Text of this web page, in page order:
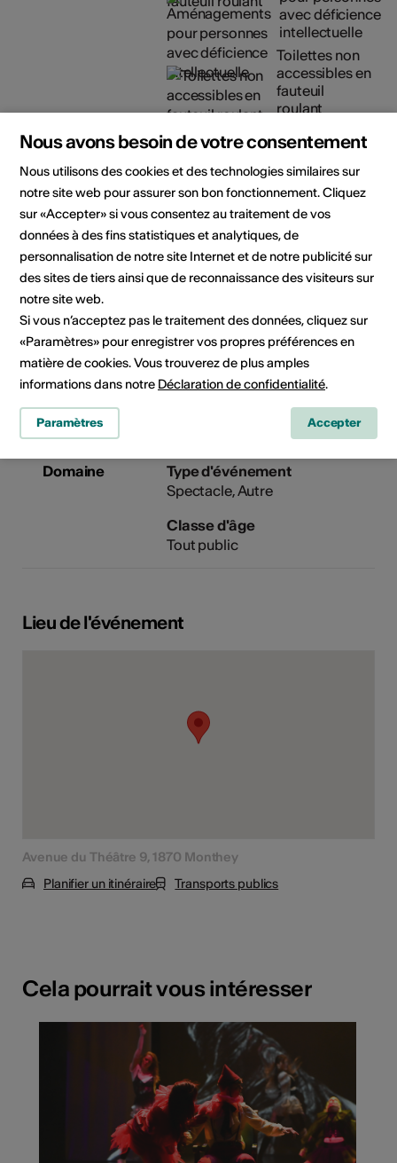
avec déficience
intellectuelle
Toilettes non
accessibles en
fauteuil
roulant
Détails sur l'accessibilité
architecturale
Organisateur
Théâtre du Crochetan
Service Culture, Tourisme &
Jumelage
Avenue du Théâtre 9
Case postale 512
Téléphone 024 475 79 11
Réservations 024 475 79 09
Fax 024 475 79 99
E-Mail
Site Internet
Domaine
Type d'événement
Spectacle Autre
Classe d'âge
Tout public
Lieu de l'événement
Avenue du Théâtre 9, 1870 Monthey
Planifier un itinéraire
Transports publics
Cela pourrait vous intéresser
Nous avons besoin de votre consentement
Nous utilisons des cookies et des technologies similaires sur
notre site web pour assurer son bon fonctionnement. Cliquez
sur «Accepter» si vous consentez au traitement de vos
données à des fins statistiques et analytiques, de
personnalisation de notre site Internet et de notre publicité sur
des sites de tiers ainsi que de reconnaissance des visiteurs sur
notre site web.
Si vous n’acceptez pas le traitement des données, cliquez sur
«Paramètres» pour enregistrer vos propres préférences en
matière de cookies. Vous trouverez de plus amples
informations dans notre Déclaration de confidentialité.
Paramètres Accepter